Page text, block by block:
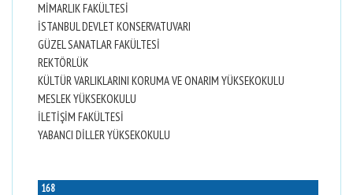
MİMARLIK FAKÜLTESİ
İSTANBUL DEVLET KONSERVATUVARI
GÜZEL SANATLAR FAKÜLTESİ
REKTÖRLÜK
KÜLTÜR VARLIKLARINI KORUMA VE ONARIM YÜKSEKOKULU
MESLEK YÜKSEKOKULU
İLETİŞİM FAKÜLTESİ
YABANCI DİLLER YÜKSEKOKULU
168